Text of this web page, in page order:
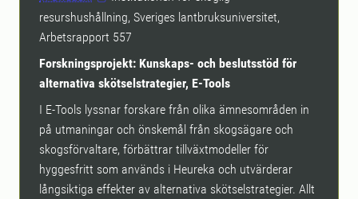
resurshushållning, Sveriges lantbruksuniversitet,
Arbetsrapport 557
Forskningsprojekt: Kunskaps- och beslutsstöd för
alternativa skötselstrategier, E-Tools
I E-Tools lyssnar forskare från olika ämnesområden in
på utmaningar och önskemål från skogsägare och
skogsförvaltare, förbättrar tillväxtmodeller för
hyggesfritt som används i Heureka och utvärderar
långsiktiga effekter av alternativa skötselstrategier. Allt